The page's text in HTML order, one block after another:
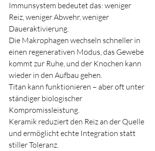
Immunsystem bedeutet das: weniger
Reiz, weniger Abwehr, weniger
Daueraktivierung.
Die Makrophagen wechseln schneller in
einen regenerativen Modus, das Gewebe
kommt zur Ruhe, und der Knochen kann
wieder in den Aufbau gehen.
Titan kann funktionieren – aber oft unter
ständiger biologischer
Kompromissleistung.
Keramik reduziert den Reiz an der Quelle
und ermöglicht echte Integration statt
stiller Toleranz.